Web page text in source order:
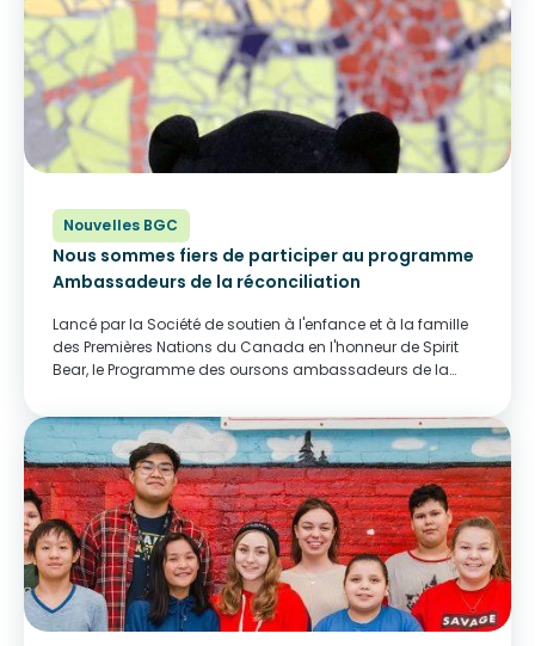
Nouvelles BGC
Nous sommes fiers de participer au programme
Ambassadeurs de la réconciliation
Lancé par la Société de soutien à l'enfance et à la famille
des Premières Nations du Canada en l'honneur de Spirit
Bear, le Programme des oursons ambassadeurs de la
ourson ambassadeur de réconciliation qui...